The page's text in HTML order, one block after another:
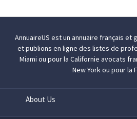
AnnuaireUS est un annuaire français
et publions en ligne des listes de
Miami ou pour la Californieavocats
New Yorkou pour la
About Us